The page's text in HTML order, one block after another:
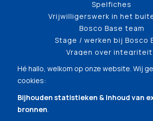
Spelfiches
Vrijwilligerswerk in het
Bosco Base team
Stage / werken bij Bosco
Vragen over
Hé hallo, welkom op onze website. Wij
cookies:
Bijhouden statistieken & Inhoud van
bronnen.